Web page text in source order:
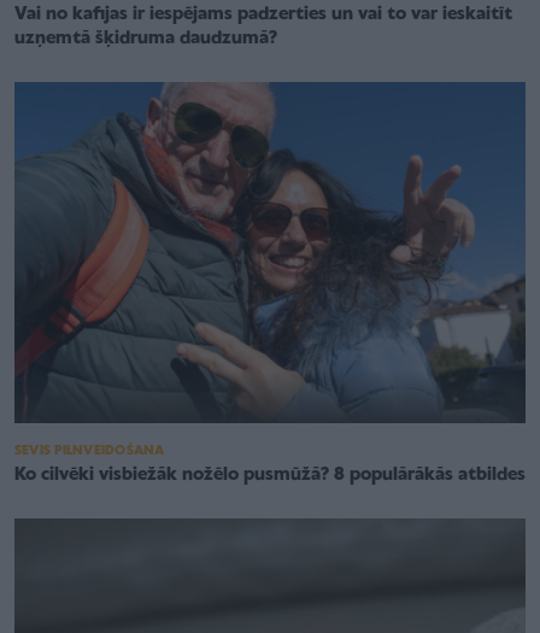
Vai no kafijas ir iespējams padzerties un vai to var ieskaitīt
uzņemtā šķidruma daudzumā?
SEVIS PILNVEIDOŠANA
Ko cilvēki visbiežāk nožēlo pusmūžā? 8 populārākās atbildes